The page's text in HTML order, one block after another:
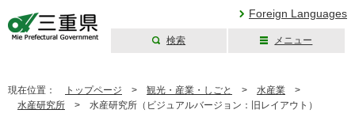
Foreign Languages
検索 メニュー
現在位置： トップページ > 観光・産業・しごと > 水産業 >
水産研究所 > 水産研究所（ビジュアルバージョン：旧レイアウト）